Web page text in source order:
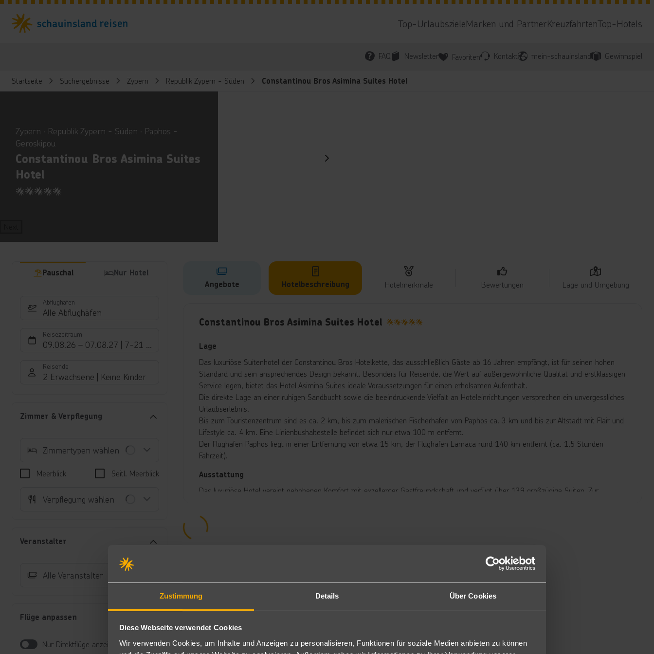
Zustimmung Details Über Cookies
Diese Webseite verwendet Cookies
Wir verwenden Cookies, um Inhalte und Anzeigen zu personalisieren, Funktionen für soziale Medien anbieten zu können
Top-UrlaubszieleMarken und PartnerKreuzfahrtenTop-Hotels
FAQ Newsletter Favoriten Kontakt mein-schauinsland Gewinnspiel
Startseite Suchergebnisse Zypern Republik Zypern - Süden Constantinou Bros Asimina Suites Hotel
Zypern ∙ Republik Zypern - Süden ∙ Paphos -
Geroskipou
Constantinou Bros Asimina Suites
Hotel
5
Pauschal Nur Hotel
Abflughafen
Alle Abflughäfen
Reisezeitraum
09.08.26 – 07.08.27 7-21 Nächte
Reisende
2 Erwachsene Keine Kinder
Zimmer & Verpflegung
Zimmertypen wählen
Meerblick Seitl. Meerblick
Verpflegung wählen
Veranstalter
Alle Veranstalter
Flüge anpassen
Nur Direktflüge anzeigen
Angebote Hotelbeschreibung Hotelmerkmale Bewertungen Lage und Umgebung
Constantinou Bros Asimina Suites Hotel
Lage
Das luxuriöse Suitenhotel der Constantinou Bros Hotelkette, das ausschließlich Gäste ab 16 Jahren empfängt, ist für seinen hohen
Standard und sein ansprechendes Design bekannt. Besonders für Reisende, die Wert auf außergewöhnliche Qualität und erstklassigen
Service legen, bietet das Hotel Asimina Suites ideale Voraussetzungen für einen erholsamen Aufenthalt.
Die direkte Lage an einer ruhigen Sandbucht sowie die beeindruckende Vielfalt an Hoteleinrichtungen versprechen ein unvergessliches
Urlaubserlebnis.
Bis zum Touristenzentrum sind es ca. 2 km, bis zum malerischen Fischerhafen von Paphos ca. 3 km und bis zur Altstadt mit Flair und
Lifestyle ca. 4 km. Eine Linienbushaltestelle befindet sich nur etwa 100 m entfernt.
Der Flughafen Paphos liegt in einer Entfernung von etwa 15 km, der Flughafen Larnaca rund 140 km entfernt (ca. 1,5 Stunden
Fahrzeit).
Ausstattung
Das luxuriöse Hotel vereint gehobenen Komfort mit exzellenter Gastfreundschaft und verfügt über 139 großzügige Suiten. Zur
À-la-carte-Restaurants – darunter das "Kymata" direkt am Strand –, ein Poolrestaurant, die St. Andrews Rooftop Bar, eine VIP-Bar,
eine Loungebar, eine Sportsbar sowie ein Minimarkt. Wi-Fi ist innerhalb der gesamten Hotelanlage inklusive.
Juniorsuite: Die Juniorsuiten sind großzügig und luxuriös eingerichtet. Sie verfügen über einen Premium Holzeffekt-Fußboden,
Safe (Laptop-Größe), Klimaanlage (Mai-Okt) sowie zentrale Heizung (Nov-Apr), Kaffee-/Teestation (tägliche Auffüllung),
(JS2).